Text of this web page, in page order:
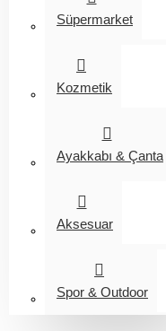
Süpermarket
Kozmetik
Ayakkabı & Çanta
Aksesuar
Spor & Outdoor